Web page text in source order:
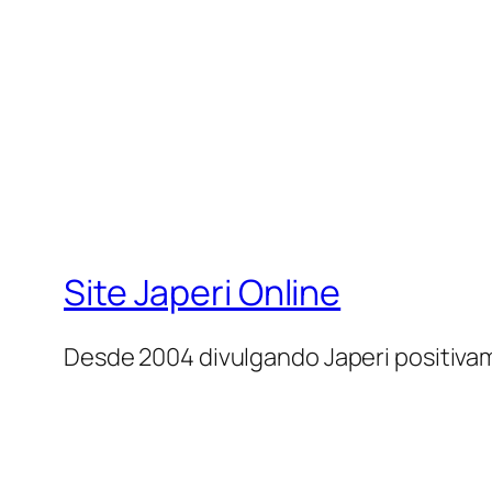
Site Japeri Online
Desde 2004 divulgando Japeri